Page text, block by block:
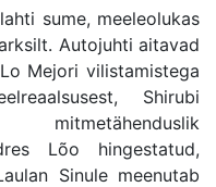
sume, meeleolukas
Autojuhti aitavad
Mejori vilistamistega
Shirubi
Lõo hingestatud,
Sinule meenutab